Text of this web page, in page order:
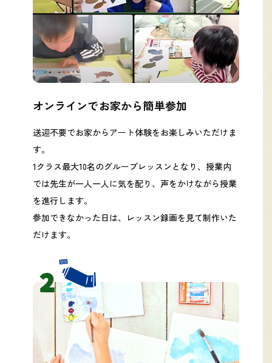
オンラインでお家から簡単参加
送迎不要でお家からアート体験をお楽しみいただけま
す。
1クラス最大10名のグループレッスンとなり、授業内
では先生が一人一人に気を配り、声をかけながら授業
を進行します。
参加できなかった日は、レッスン録画を見て制作いた
だけます。